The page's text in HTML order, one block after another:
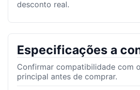
desconto real.
Especificações a
Confirmar compatibilidade com
principal antes de comprar.